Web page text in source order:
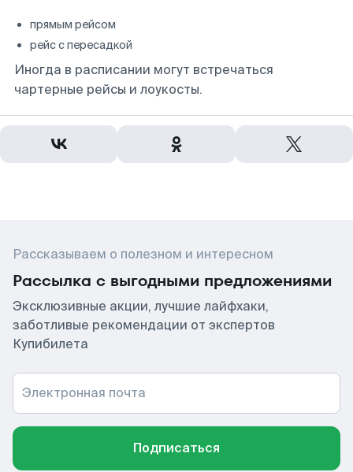
прямым рейсом
рейс с пересадкой
Иногда в расписании могут встречаться
чартерные рейсы и лоукосты.
Рассказываем о полезном и интересном
Рассылка с выгодными предложениями
Эксклюзивные акции, лучшие лайфхаки,
заботливые рекомендации от экспертов
Купибилета
Электронная почта
Подписаться